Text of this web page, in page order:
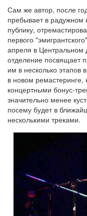
Сам же автор, после
пребывает в радужном
публику,
первого
апреля в
отделение посвящает
им в несколько
в новом
концертными бонус-
значительно менее
посему будет в
несколькими треками.